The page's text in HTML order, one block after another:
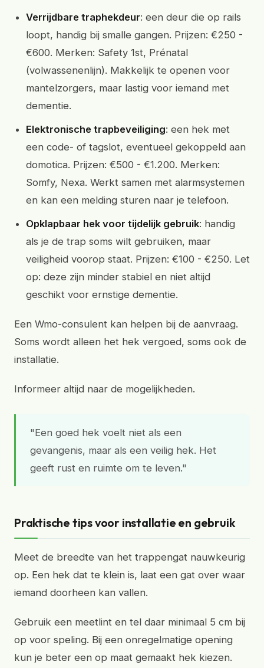
Verrijdbare traphekdeur: een deur die op rails
loopt, handig bij smalle gangen. Prijzen: €250 -
€600. Merken: Safety 1st, Prénatal
(volwassenenlijn). Makkelijk te openen voor
mantelzorgers, maar lastig voor iemand met
dementie.
Elektronische trapbeveiliging: een hek met
een code- of tagslot, eventueel gekoppeld aan
domotica. Prijzen: €500 - €1.200. Merken:
Somfy, Nexa. Werkt samen met alarmsystemen
en kan een melding sturen naar je telefoon.
Opklapbaar hek voor tijdelijk gebruik: handig
als je de trap soms wilt gebruiken, maar
veiligheid voorop staat. Prijzen: €100 - €250. Let
op: deze zijn minder stabiel en niet altijd
geschikt voor ernstige dementie.
Een Wmo-consulent kan helpen bij de aanvraag.
Soms wordt alleen het hek vergoed, soms ook de
installatie.
Informeer altijd naar de mogelijkheden.
"Een goed hek voelt niet als een
gevangenis, maar als een veilig hek. Het
geeft rust en ruimte om te leven."
Praktische tips voor installatie en gebruik
Meet de breedte van het trappengat nauwkeurig
op. Een hek dat te klein is, laat een gat over waar
iemand doorheen kan vallen.
Gebruik een meetlint en tel daar minimaal 5 cm bij
op voor speling. Bij een onregelmatige opening
kun je beter een op maat gemaakt hek kiezen.